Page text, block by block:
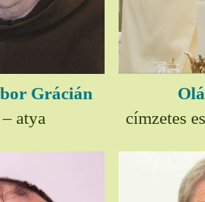
Grácián
atya
címzetes